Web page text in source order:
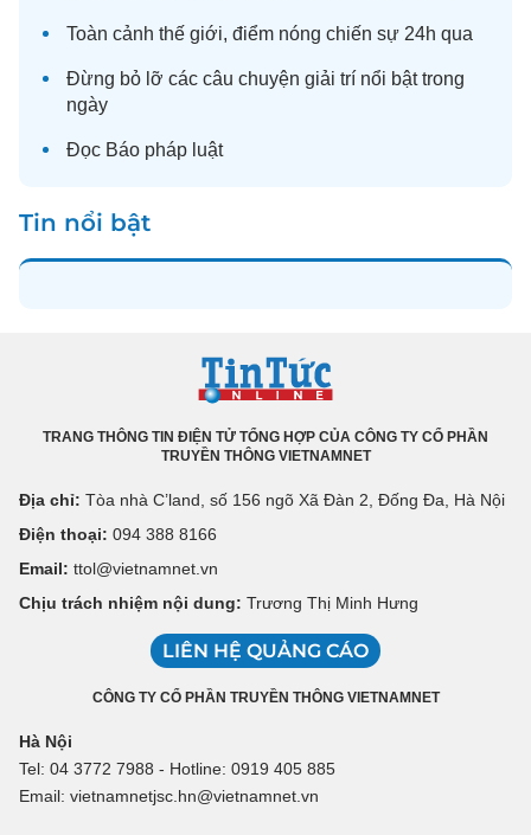
Toàn cảnh thế giới, điểm nóng chiến sự 24h qua
Đừng bỏ lỡ các câu chuyện giải trí nổi bật trong
ngày
Đọc Báo pháp luật
Tin nổi bật
TRANG THÔNG TIN ĐIỆN TỬ TỔNG HỢP CỦA CÔNG TY CỔ PHẦN
TRUYỀN THÔNG VIETNAMNET
Địa chỉ: Tòa nhà C’land, số 156 ngõ Xã Đàn 2, Đống Đa, Hà Nội
Điện thoại: 094 388 8166
Email: ttol@vietnamnet.vn
Chịu trách nhiệm nội dung: Trương Thị Minh Hưng
LIÊN HỆ QUẢNG CÁO
CÔNG TY CỔ PHẦN TRUYỀN THÔNG VIETNAMNET
Hà Nội
Tel: 04 3772 7988 - Hotline: 0919 405 885
Email: vietnamnetjsc.hn@vietnamnet.vn